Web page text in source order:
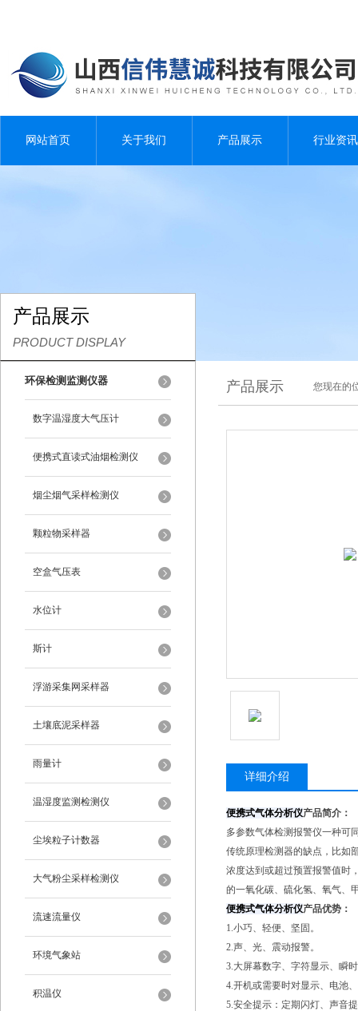
网站首页 关于我们 产品展示 行业资讯
产品展示
PRODUCT DISPLAY
环保检测监测仪器
数字温湿度大气压计
便携式直读式油烟检测仪
烟尘烟气采样检测仪
颗粒物采样器
空盒气压表
水位计
斯计
浮游采集网采样器
土壤底泥采样器
雨量计
温湿度监测检测仪
尘埃粒子计数器
大气粉尘采样检测仪
流速流量仪
环境气象站
积温仪
产品展示 您现在的
详细介绍
便携式气体分析仪产品简介：
多参数气体检测报警仪一种可
传统原理检测器的缺点，比如
浓度达到或超过预置报警值时
的一氧化碳、硫化氢、氧气、
便携式气体分析仪产品优势：
1.小巧、轻便、坚固。
2.声、光、震动报警。
3.大屏幕数字、字符显示、瞬
4.开机或需要时对显示、电池
5.安全提示：定期闪灯、声音